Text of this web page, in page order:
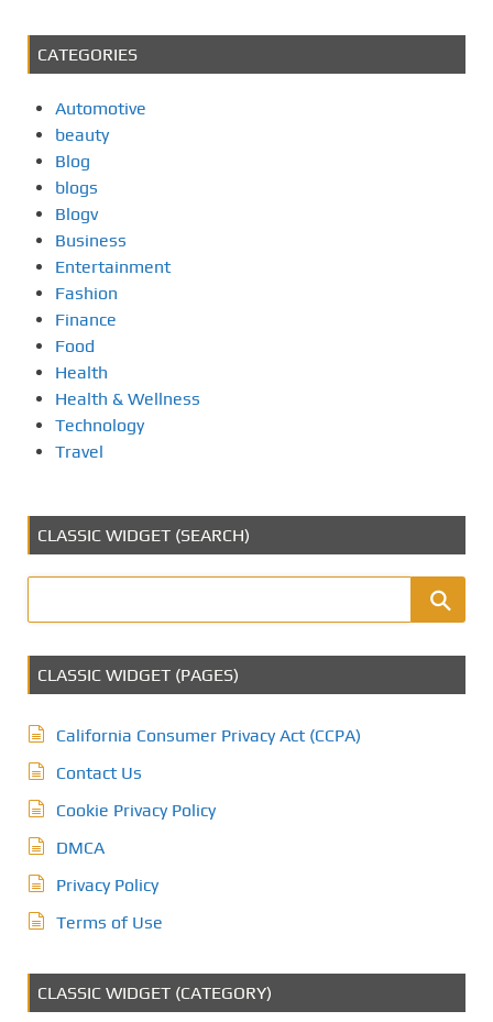
CATEGORIES
Automotive
beauty
Blog
blogs
Blogv
Business
Entertainment
Fashion
Finance
Food
Health
Health & Wellness
Technology
Travel
CLASSIC WIDGET (SEARCH)
CLASSIC WIDGET (PAGES)
California Consumer Privacy Act (CCPA)
Contact Us
Cookie Privacy Policy
DMCA
Privacy Policy
Terms of Use
CLASSIC WIDGET (CATEGORY)